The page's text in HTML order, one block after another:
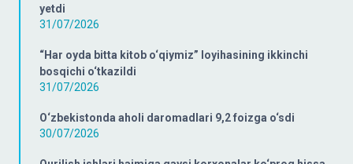
yetdi
31/07/2026
“Har oyda bitta kitob o‘qiymiz” loyihasining ikkinchi
bosqichi o‘tkazildi
31/07/2026
O‘zbekistonda aholi daromadlari 9,2 foizga o‘sdi
30/07/2026